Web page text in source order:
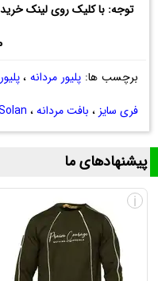
توجه: با کلیک روی لینک
برچسب ها:پلیور مردانه،پلیور
فری سایز ، بافت مردانه،
پیشنهادهای ما
i